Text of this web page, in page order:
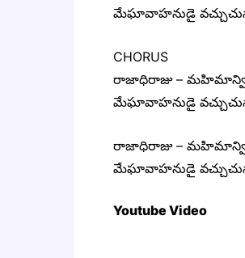
మేఘావాహనుడై
CHORUS
రాజాధిరాజు –
మేఘావాహనుడై
రాజాధిరాజు –
మేఘావాహనుడై
Youtube Video